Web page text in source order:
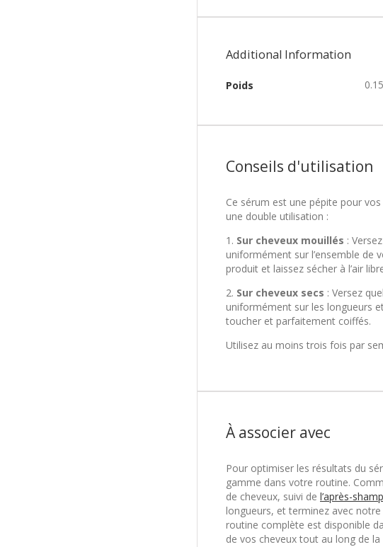
Additional Information
Poids
Conseils d'utilisation
Ce sérum est une pépite pour
une double utilisation :
1. Sur cheveux mouillés :
uniformément sur l’ensemble de
produit et laissez sécher à l’air
2. Sur cheveux secs : Versez
uniformément sur les longueurs
toucher et parfaitement coiffés.
Utilisez au moins trois fois par
À associer avec
Pour optimiser les résultats du
gamme dans votre routine.
de cheveux, suivi de l’après-
longueurs, et terminez avec notre
routine complète est disponible
de vos cheveux tout au long de la